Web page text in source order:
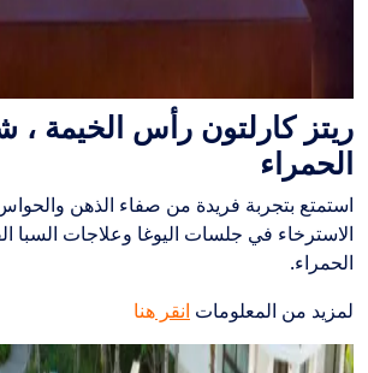
ريتز كارلتون رأس الخيمة
الحمراء
استمتع بتجربة فريدة من صفاء الذهن
الاسترخاء في جلسات اليوغا وعلاجات
الحمراء.
لمزيد من المعلومات انقر هنا